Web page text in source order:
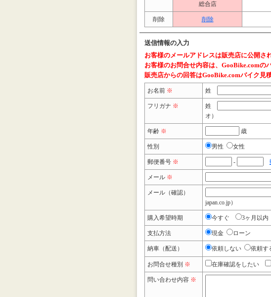
総合店
削除 削除
送信情報の入力
お客様のメールアドレスは販売店に公開さ
お客様のお問合せ内容は、GooBike.comの
販売店からの回答はGooBike.comバイク見
お名前 ※ 姓
フリガナ ※ 姓
オ）
年齢 ※ 歳
性別 男性 女性
郵便番号 ※ -
メール ※
メール（確認）
japan.co.jp）
購入希望時期 今すぐ 3ヶ月以内
支払方法 現金 ローン
納車（配送） 依頼しない 依頼す
お問合せ種別 ※ 在庫確認をしたい
問い合わせ内容 ※